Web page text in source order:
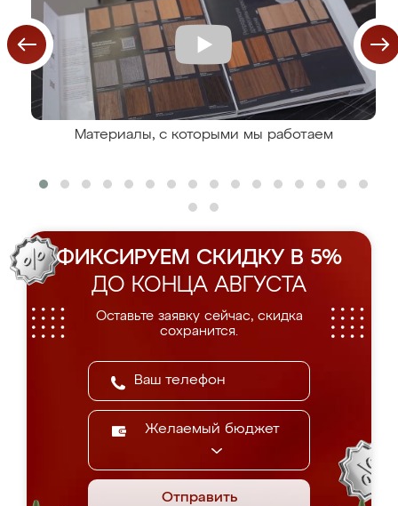
Материалы, с которыми мы работаем
ФИКСИРУЕМ СКИДКУ В 5%
ДО КОНЦА АВГУСТА
Оставьте заявку сейчас, скидка
сохранится.
Желаемый бюджет
Отправить